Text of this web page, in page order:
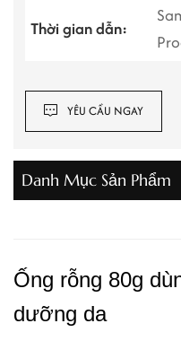
Thời gian dẫn:
YÊU CẦU NGAY
Danh Mục Sản Phẩm
Ống rỗng 80g
dưỡng da